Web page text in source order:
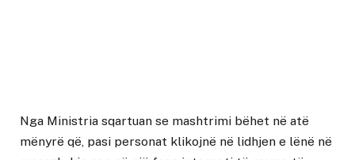
Nga Ministria sqartuan se mashtrimi bëhet në atë
mënyrë që, pasi personat klikojnë në lidhjen e lënë në